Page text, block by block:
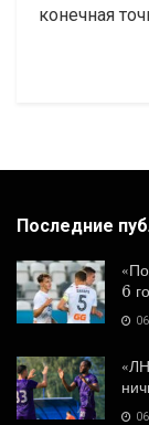
конечная
Последние
6